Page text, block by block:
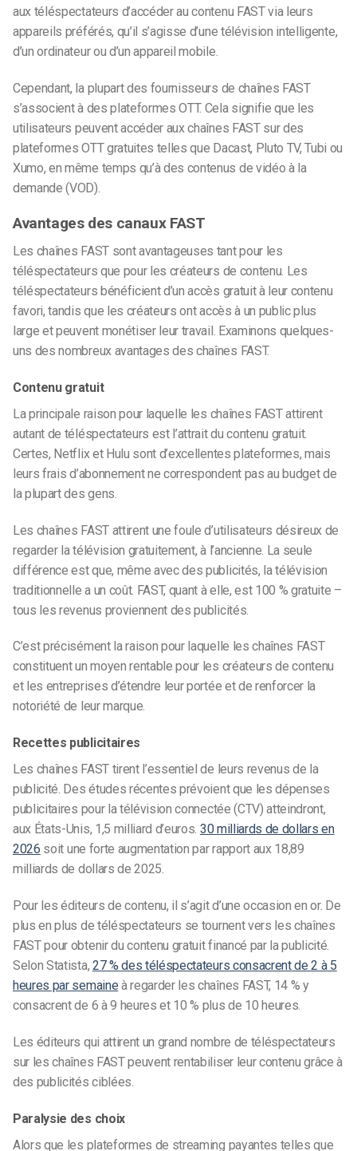
aux téléspectateurs d’accéder au contenu FAST via leurs
appareils préférés, qu’il s’agisse d’une télévision intelligente,
d’un ordinateur ou d’un appareil mobile.
Cependant, la plupart des fournisseurs de chaînes FAST
s’associent à des plateformes OTT. Cela signifie que les
utilisateurs peuvent accéder aux chaînes FAST sur des
plateformes OTT gratuites telles que Dacast, Pluto TV, Tubi ou
Xumo, en même temps qu’à des contenus de vidéo à la
demande (VOD).
Avantages des canaux FAST
Les chaînes FAST sont avantageuses tant pour les
téléspectateurs que pour les créateurs de contenu. Les
téléspectateurs bénéficient d’un accès gratuit à leur contenu
favori, tandis que les créateurs ont accès à un public plus
large et peuvent monétiser leur travail. Examinons quelques-
uns des nombreux avantages des chaînes FAST.
Contenu gratuit
La principale raison pour laquelle les chaînes FAST attirent
autant de téléspectateurs est l’attrait du contenu gratuit.
Certes, Netflix et Hulu sont d’excellentes plateformes, mais
leurs frais d’abonnement ne correspondent pas au budget de
la plupart des gens.
Les chaînes FAST attirent une foule d’utilisateurs désireux de
regarder la télévision gratuitement, à l’ancienne. La seule
différence est que, même avec des publicités, la télévision
traditionnelle a un coût. FAST, quant à elle, est 100 % gratuite –
tous les revenus proviennent des publicités.
C’est précisément la raison pour laquelle les chaînes FAST
constituent un moyen rentable pour les créateurs de contenu
et les entreprises d’étendre leur portée et de renforcer la
notoriété de leur marque.
Recettes publicitaires
Les chaînes FAST tirent l’essentiel de leurs revenus de la
publicité. Des études récentes prévoient que les dépenses
publicitaires pour la télévision connectée (CTV) atteindront,
aux États-Unis, 1,5 milliard d’euros. 30 milliards de dollars en
2026 soit une forte augmentation par rapport aux 18,89
milliards de dollars de 2025.
Pour les éditeurs de contenu, il s’agit d’une occasion en or. De
plus en plus de téléspectateurs se tournent vers les chaînes
FAST pour obtenir du contenu gratuit financé par la publicité.
Selon Statista, 27 % des téléspectateurs consacrent de 2 à 5
heures par semaine à regarder les chaînes FAST, 14 % y
consacrent de 6 à 9 heures et 10 % plus de 10 heures.
Les éditeurs qui attirent un grand nombre de téléspectateurs
sur les chaînes FAST peuvent rentabiliser leur contenu grâce à
des publicités ciblées.
Paralysie des choix
Alors que les plateformes de streaming payantes telles que